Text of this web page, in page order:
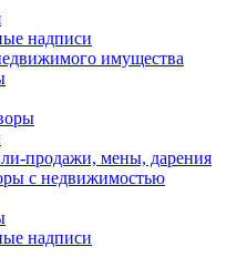
надписи
имущества
продажи, мены, дарения
с недвижимостью
надписи